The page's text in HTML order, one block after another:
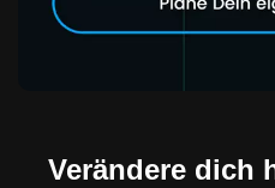
Verändere dich